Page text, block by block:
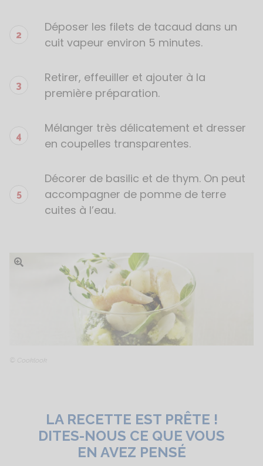
Déposer les filets de tacaud dans un
cuit vapeur environ 5 minutes.
Retirer, effeuiller et ajouter à la
première préparation.
Mélanger très délicatement et dresser
en coupelles transparentes.
Décorer de basilic et de thym. On peut
accompagner de pomme de terre
cuites à l’eau.
Ouvrir l'image
© Cooklook
LA RECETTE EST PRÊTE !
DITES-NOUS CE QUE VOUS
EN AVEZ PENSÉ